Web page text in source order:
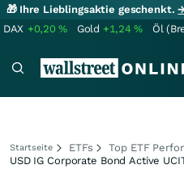
🎁 Ihre Lieblingsaktie geschenkt.
DAX +0,20% Gold +1,24% Öl
Startseite ETFs
Top ETF
USD IG Corporate Bond Active